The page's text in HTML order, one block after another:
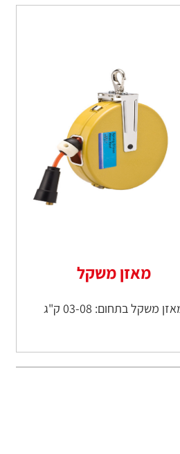
מאזן משקל
משקל בתחום: 03-08 ק"ג